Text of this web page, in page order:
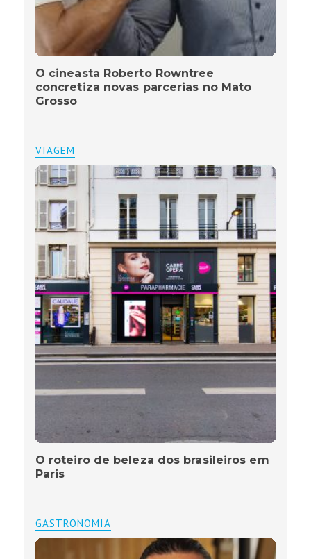
O cineasta Roberto Rowntree
concretiza novas parcerias no Mato
Grosso
VIAGEM
O roteiro de beleza dos brasileiros em
Paris
GASTRONOMIA